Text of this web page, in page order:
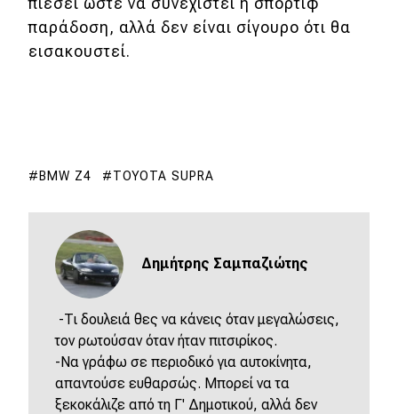
παράδοση, αλλά δεν είναι σίγουρο ότι θα
εισακουστεί.
BMW Z4 TOYOTA SUPRA
Δημήτρης Σαμπαζιώτης
-Τι δουλειά θες να κάνεις όταν μεγαλώσεις,
τον ρωτούσαν όταν ήταν πιτσιρίκος.
-Να γράφω σε περιοδικό για αυτοκίνητα,
απαντούσε ευθαρσώς. Μπορεί να τα
ξεκοκάλιζε από τη Γ' Δημοτικού, αλλά δεν